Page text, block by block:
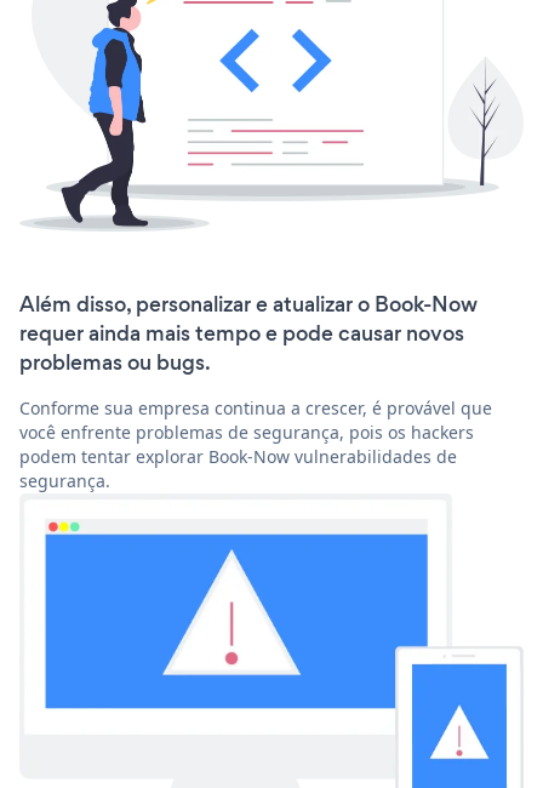
Além disso, personalizar e atualizar o Book-Now
requer ainda mais tempo e pode causar novos
problemas ou bugs.
Conforme sua empresa continua a crescer, é provável que
você enfrente problemas de segurança, pois os hackers
podem tentar explorar Book-Now vulnerabilidades de
segurança.